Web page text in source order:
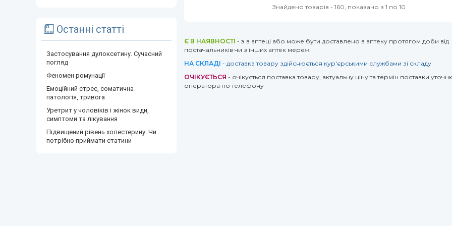
Останні статті
Застосування дулоксетину. Сучасний
погляд
Феномен ромунації
Емоційний стрес, соматична
патологія, тривога
Уретрит у чоловіків і жінок види,
симптоми та лікування
Підвищений рівень холестерину. Чи
потрібно приймати статини
Знайдено товарів - 160, показано з 1 по 10
Є В НАЯВНОСТІ - э в аптеці або може бути доставлено в аптеку протягом доби від
постачальників чи з інших аптек мережі
НА СКЛАДІ - доставка товару здійснюється кур'єрськими службами зі складу
ОЧІКУЄТЬСЯ - очікується поставка товару, актуальну ціну та термін поставки
оператора по телефону